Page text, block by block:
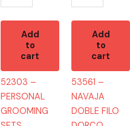
Add
to
cart
52303 –
PERSONAL
GROOMING
Add
to
cart
53561 –
NAVAJA
DOBLE FILO